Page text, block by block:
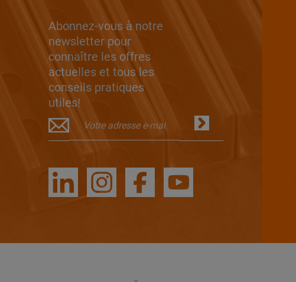
Abonnez-vous à notre
newsletter pour
connaître les offres
actuelles et tous les
conseils pratiques
utiles!